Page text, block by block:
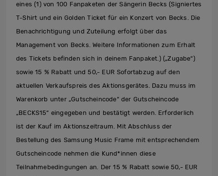
eines (1) von 100 Fanpaketen der Sängerin Becks (Signiertes
T-Shirt und ein Golden Ticket für ein Konzert von Becks. Die
Benachrichtigung und Zuteilung erfolgt über das
Management von Becks. Weitere Informationen zum Erhalt
des Tickets befinden sich in deinem Fanpaket.) („Zugabe“)
sowie 15 % Rabatt und 50,- EUR Sofortabzug auf den
aktuellen Verkaufspreis des Aktionsgerätes. Dazu muss im
Warenkorb unter „Gutscheincode“ der Gutscheincode
„BECKS15“ eingegeben und bestätigt werden. Erforderlich
ist der Kauf im Aktionszeitraum. Mit Abschluss der
Bestellung des Samsung Music Frame mit entsprechendem
Gutscheincode nehmen die Kund*innen diese
Teilnahmebedingungen an. Der 15 % Rabatt sowie 50,- EUR